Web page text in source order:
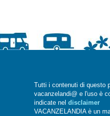
Tutti i contenuti di questo
vacanzelandi@ e l'uso è
indicate nel disclaimer
VACANZELANDIA è un